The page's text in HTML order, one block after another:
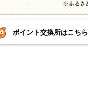
ポイント交換所はこちら